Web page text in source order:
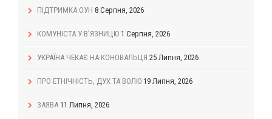
ПІДТРИМКА ОУН 8 Серпня, 2026
КОМУНІСТА У В’ЯЗНИЦЮ 1 Серпня, 2026
УКРАЇНА ЧЕКАЄ НА КОНОВАЛЬЦЯ 25 Липня, 2026
ПРО ЕТНІЧНІСТЬ, ДУХ ТА ВОЛЮ 19 Липня, 2026
ЗАЯВА 11 Липня, 2026